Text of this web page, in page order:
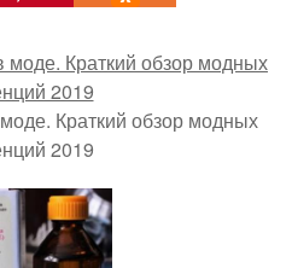
Краткий обзор модных
2019